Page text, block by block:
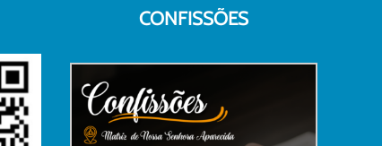
CONFISSÕES